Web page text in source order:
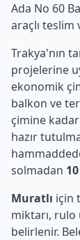
Ada No 60
araçlı teslim
Trakya'nın
projelerine
ekonomik
balkon ve
çimine
hazır
solmadan
Muratlı için
miktarı,
belirlenir.